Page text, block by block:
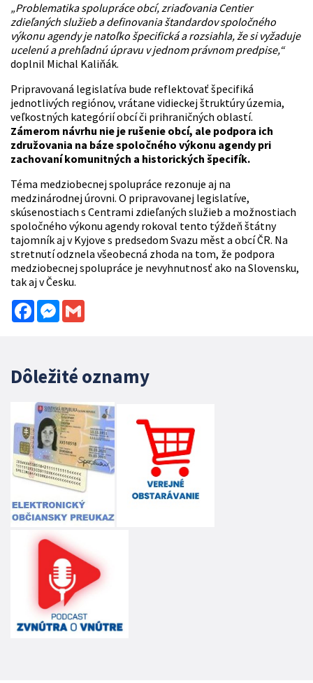
„Problematika spolupráce obcí, zriaďovania Centier
zdieľaných služieb a definovania štandardov spoločného
výkonu agendy je natoľko špecifická a rozsiahla, že si vyžaduje
ucelenú a prehľadnú úpravu v jednom právnom predpise,“
doplnil Michal Kaliňák.
Pripravovaná legislatíva bude reflektovať špecifiká
jednotlivých regiónov, vrátane vidieckej štruktúry územia,
veľkostných kategórií obcí či prihraničných oblastí.
Zámerom návrhu nie je rušenie obcí, ale podpora ich
združovania na báze spoločného výkonu agendy pri
zachovaní komunitných a historických špecifík.
Téma medziobecnej spolupráce rezonuje aj na
medzinárodnej úrovni. O pripravovanej legislatíve,
skúsenostiach s Centrami zdieľaných služieb a možnostiach
spoločného výkonu agendy rokoval tento týždeň štátny
tajomník aj v Kyjove s predsedom Svazu měst a obcí ČR. Na
stretnutí odznela všeobecná zhoda na tom, že podpora
medziobecnej spolupráce je nevyhnutnosť ako na Slovensku,
tak aj v Česku.
FacebookMessenger
Dôležité oznamy